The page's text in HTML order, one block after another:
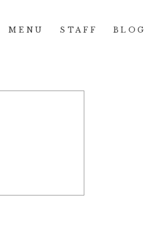
MENU STAFF BLOG